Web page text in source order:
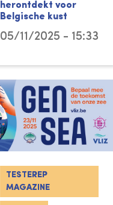
herontdekt voor
Belgische kust
05/11/2025 - 15:33
TESTEREP
MAGAZINE